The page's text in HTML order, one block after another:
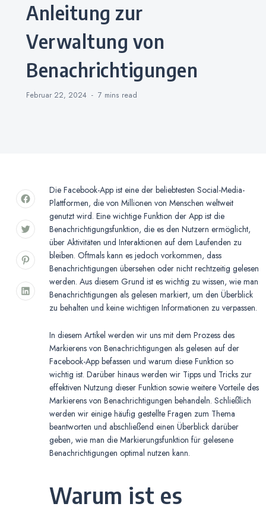
Anleitung zur
Verwaltung von
Benachrichtigungen
Februar 22, 2024 7 mins read
Die Facebook-App ist eine der beliebtesten Social-Media-
Plattformen, die von Millionen von Menschen weltweit
genutzt wird. Eine wichtige Funktion der App ist die
Benachrichtigungsfunktion, die es den Nutzern ermöglicht,
über Aktivitäten und Interaktionen auf dem Laufenden zu
bleiben. Oftmals kann es jedoch vorkommen, dass
Benachrichtigungen übersehen oder nicht rechtzeitig gelesen
werden. Aus diesem Grund ist es wichtig zu wissen, wie man
Benachrichtigungen als gelesen markiert, um den Überblick
zu behalten und keine wichtigen Informationen zu verpassen.
In diesem Artikel werden wir uns mit dem Prozess des
Markierens von Benachrichtigungen als gelesen auf der
Facebook-App befassen und warum diese Funktion so
wichtig ist. Darüber hinaus werden wir Tipps und Tricks zur
effektiven Nutzung dieser Funktion sowie weitere Vorteile des
Markierens von Benachrichtigungen behandeln. Schließlich
werden wir einige häufig gestellte Fragen zum Thema
beantworten und abschließend einen Überblick darüber
geben, wie man die Markierungsfunktion für gelesene
Benachrichtigungen optimal nutzen kann.
Warum ist es